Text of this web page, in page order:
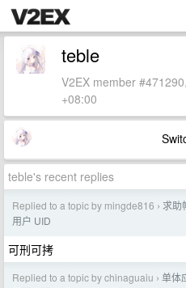
teble
V2EX member
+08:00
teble's recent replies
Replied to a topic by mingde816 › 求助
用户 UID
可刑可拷
Replied to a topic by chinaguaiu › 单体